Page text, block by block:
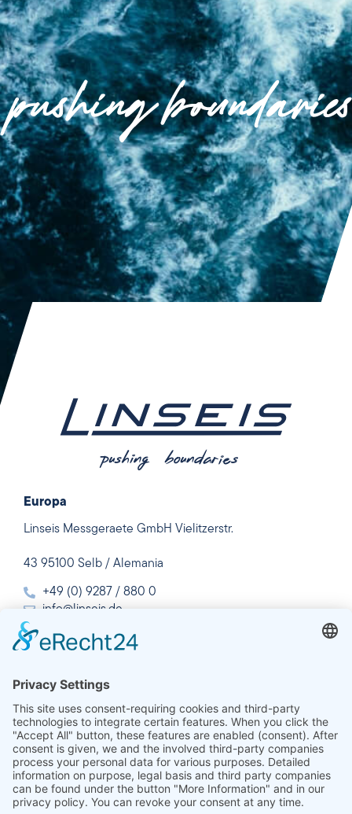
Europa
Linseis Messgeraete GmbH Vielitzerstr.
43 95100 Selb / Alemania
+49 (0) 9287 / 880 0
info@linseis.de
+01 (609) 223 2070
info@linseis.com
China